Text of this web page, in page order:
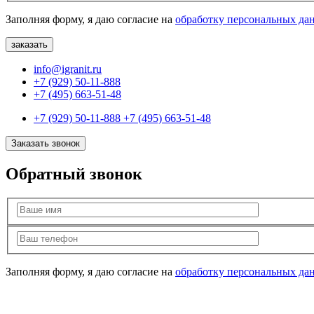
Заполняя форму, я даю согласие на обработку персональных
info@igranit.ru
+7 (929) 50-11-888
+7 (495) 663-51-48
+7 (929) 50-11-888 +7 (495) 663-51-48
Заказать звонок
Обратный звонок
Заполняя форму, я даю согласие на обработку персональных